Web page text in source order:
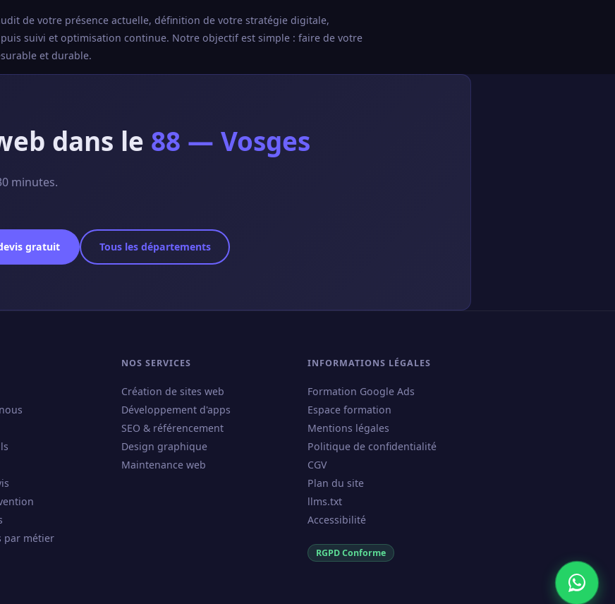
de votre présence actuelle, définition de votre stratégie digitale,
suivi et optimisation continue. Notre objectif est simple : faire de votre
et durable.
dans le 88 — Vosges
minutes.
gratuit Tous les départements
par métier
NOS SERVICES
Création de sites web
Développement d'apps
SEO & référencement
Design graphique
Maintenance web
INFORMATIONS LÉGALES
Formation Google Ads
Espace formation
Mentions légales
Politique de confidentialité
CGV
Plan du site
llms.txt
Accessibilité
RGPD Conforme